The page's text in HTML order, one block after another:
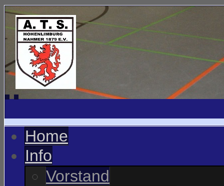
Home
Info
Vorstand